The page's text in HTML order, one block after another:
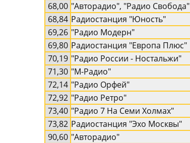
68,00 "Авторадио", "Радио Свобода"
68,84 Радиостанция "Юность"
69,26 "Радио Модерн"
69,80 Радиостанция "Европа Плюс"
70,19 "Радио России - Hостальжи"
71,30 "М-Радио"
72,14 "Радио Орфей"
72,92 "Радио Ретро"
73,40 "Радио 7 Hа Семи Холмах"
73,82 Радиостанция "Эхо Москвы"
90,60 "Авторадио"